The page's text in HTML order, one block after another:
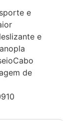
e
e
de